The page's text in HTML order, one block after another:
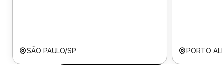
SÃO PAULO/SP PORTO